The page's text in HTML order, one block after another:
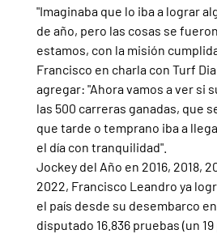
"Imaginaba que lo iba a lograr
de año, pero las cosas se
estamos, con la misión
Francisco en charla con Turf
agregar: "Ahora vamos a ver si
las 500 carreras ganadas, que
que tarde o temprano iba a
el día con tranquilidad".
Jockey del Año en 2016, 2018,
2022, Francisco Leandro ya
el país desde su desembarco
disputado 16.836 pruebas (un